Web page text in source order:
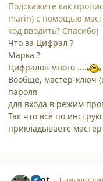
Подскажите как
marin) с помощью
код вводить? Спасибо)
Что за Цифрал ?
Марка ?
Цифралов много ....
Вообще, мастер-ключ
пароля
для входа в режим
Так что всё по
прикладываете